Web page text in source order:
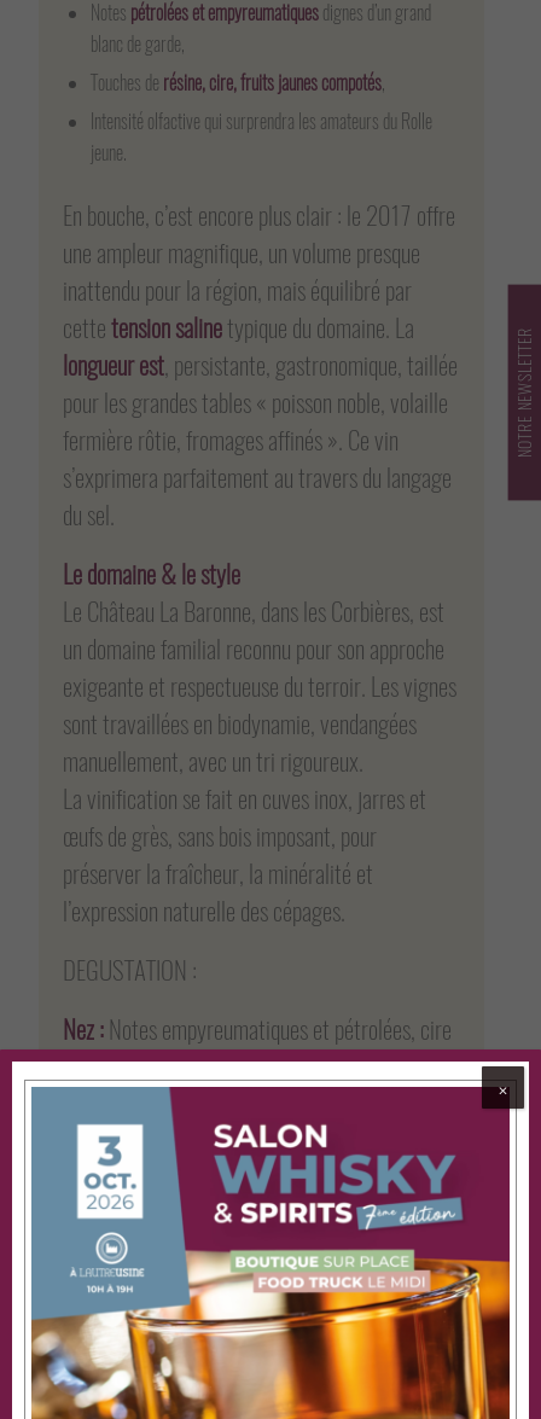
NOTRE NEWSLETTER
Notes pétrolées et empyreumatiquesdignes d’un grand
blanc de garde,
Touches de résine, cire, fruits jaunes compotés,
Intensité olfactive qui surprendra les amateurs du Rolle
jeune.
En bouche, c’est encore plus clair : le 2017 offre
une ampleur magnifique, un volume presque
inattendu pour la région, mais équilibré par
cettetension salinetypique du domaine. La
longueur est, persistante, gastronomique, taillée
pour les grandes tables « poisson noble, volaille
fermière rôtie, fromages affinés ». Ce vin
s’exprimera parfaitement au travers du langage
du sel.
Le domaine & le style
Le Château La Baronne, dans les Corbières, est
un domaine familial reconnu pour son approche
exigeante et respectueuse du terroir. Les vignes
sont travaillées en biodynamie, vendangées
manuellement, avec un tri rigoureux.
La vinification se fait en cuves inox, jarres et
œufs de grès, sans bois imposant, pour
préserver la fraîcheur, la minéralité et
l’expression naturelle des cépages.
DEGUSTATION :
Nez : Notes empyreumatiques et pétrolées, cire
d’abeille, résine, fruits jaunes légèrement
Bouche :
Ampleur et volume généreux mais
équilibrés, tension saline, complexité
aromatique remarquable.
Finale :Longue, persistante, gastronomique,
avec une fraîcheur minérale qui appelle la table.
ACCORDS DE LA SAISON :
⨉